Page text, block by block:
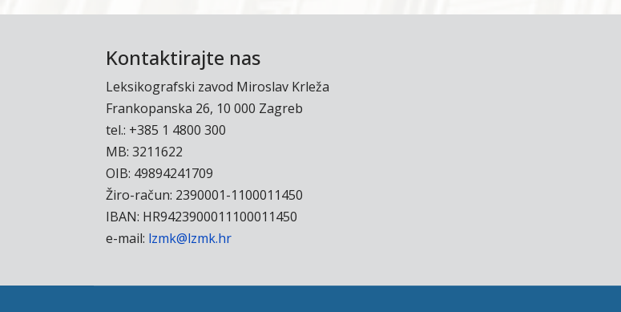
Kontaktirajte nas
Leksikografski zavod Miroslav Krleža
Frankopanska 26, 10 000 Zagreb
tel.: +385 1 4800 300
MB: 3211622
OIB: 49894241709
Žiro-račun: 2390001-1100011450
IBAN: HR9423900011100011450
e-mail: lzmk@lzmk.hr